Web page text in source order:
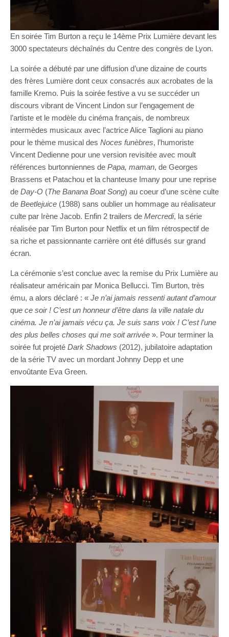
En soirée Tim Burton a reçu le 14ème Prix Lumière devant les
3000 spectateurs déchaînés du Centre des congrès de Lyon.
La soirée a débuté par une diffusion d’une dizaine de courts
des frères Lumière dont ceux consacrés aux acrobates de la
famille Kremo. Puis la soirée festive a vu se succéder un
discours vibrant de Vincent Lindon sur l’engagement de
l’artiste et le modèle du cinéma français, de nombreux
intermèdes musicaux avec l’actrice Alice Taglioni au piano
pour le thème musical des Noces funèbres, l’humoriste
Vincent Dedienne pour une version revisitée avec moult
références burtonniennes de Papa, maman, de Georges
Brassens et Patachou et la chanteuse Imany pour une reprise
de Day-O (The Banana Boat Song) au coeur d’une scène culte
de Beetlejuice (1988) sans oublier un hommage au réalisateur
culte par Irène Jacob. Enfin 2 trailers de Mercredi, la série
réalisée par Tim Burton pour Netflix et un film rétrospectif de
sa riche et passionnante carrière ont été diffusés sur grand
écran.
La cérémonie s’est conclue avec la remise du Prix Lumière au
réalisateur américain par Monica Bellucci. Tim Burton, très
ému, a alors déclaré : « Je n’ai jamais ressenti autant d’amour
que ce soir ! C’est un honneur d’être dans la ville natale du
cinéma. Je n’ai jamais vécu ça. Je suis sans voix ! C’est l’une
des plus belles choses qui me soit arrivée ». Pour terminer la
soirée fut projeté Dark Shadows (2012), jubilatoire adaptation
de la série TV avec un mordant Johnny Depp et une
envoûtante Eva Green.